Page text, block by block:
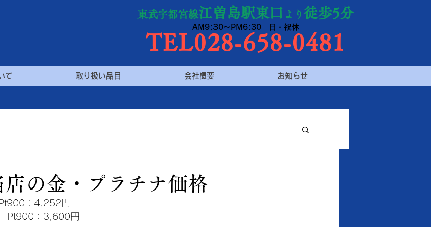
東武宇都宮線江曽島駅東口 より 徒歩5分
AM9:30～PM6:30 日・祝休
TEL028-658-0481
て 取り扱い品目 会社概要 お知らせ
店の金・プラチナ価格
Pt900：4,252円
Pt900：3,600円